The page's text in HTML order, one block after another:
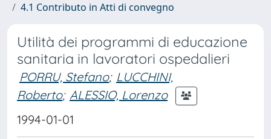
4.1 Contributo in Atti di convegno
Utilità dei programmi di educazione
sanitaria in lavoratori ospedalieri
PORRU, Stefano; LUCCHINI,
Roberto; ALESSIO, Lorenzo
1994-01-01